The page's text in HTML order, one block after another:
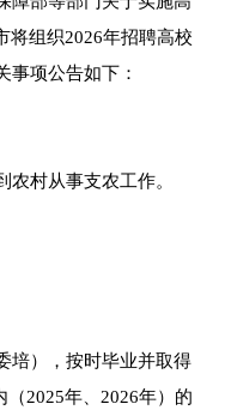
将组织2026年招聘高校
事项公告如下：
村从事支农工作。
培），按时毕业并取得
2025年、2026年）的